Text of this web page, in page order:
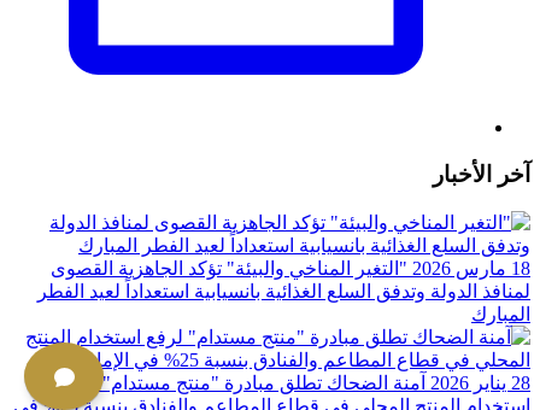
آخر الأخبار
18 مارس 2026
"التغير المناخي والبيئة" تؤكد الجاهزية القصوى
لمنافذ الدولة وتدفق السلع الغذائية بانسيابية استعداداً لعيد الفطر
المبارك
28 يناير 2026
آمنة الضحاك تطلق مبادرة "منتج مستدام" لرفع
استخدام المنتج المحلي في قطاع المطاعم والفنادق بنسبة 25%؜ في